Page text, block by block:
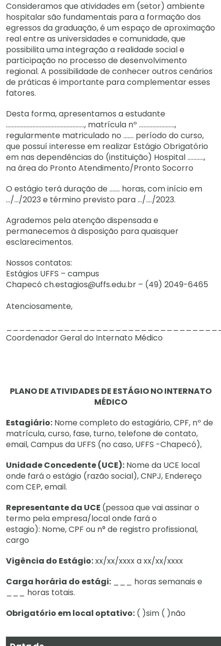
Consideramos que atividades em (setor) ambiente
hospitalar são fundamentais para a formação dos
egressos da graduação, é um espaço de aproximação
real entre as universidades e comunidade, que
possibilita uma integração a realidade social e
participação no processo de desenvolvimento
regional. A possibilidade de conhecer outros cenários
de práticas é importante para complementar esses
fatores.
Desta forma, apresentamos a estudante
…………………………………………….., matrícula nº ……………………,
regularmente matriculado no ……. período do curso,
que possuí interesse em realizar Estágio Obrigatório
em nas dependências do (instituição) Hospital ………..,
na área do Pronto Atendimento/Pronto Socorro
O estágio terá duração de ……. horas, com início em
.../.../2023 e término previsto para .../…./2023.
Agrademos pela atenção dispensada e
permanecemos à disposição para quaisquer
esclarecimentos.
Nossos contatos:
Estágios UFFS – campus
Chapecó ch.estagios@uffs.edu.br – (49) 2049-6465
Atenciosamente,
Coordenador Geral do Internato Médico
PLANO DE ATIVIDADES DE ESTÁGIO NO INTERNATO
MÉDICO
Estagiário: Nome completo do estagiário, CPF, nº de
matrícula, curso, fase, turno, telefone de contato,
email, Campus da UFFS (no caso, UFFS -Chapecó),
Unidade Concedente (UCE): Nome da UCE local
onde fará o estágio (razão social), CNPJ, Endereço
com CEP, email.
Representante da UCE (pessoa que vai assinar o
termo pela empresa/local onde fará o
estagio): Nome, CPF ou n° de registro profissional,
cargo
Vigência do Estágio:xx/xx/xxxx a xx/xx/xxxx
Carga horária do estági: ___ horas semanais e
___ horas totais.
Obrigatório em local optativo: ( )sim ( )não